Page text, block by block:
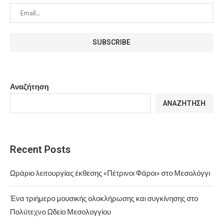
Αναζήτηση
ΑΝΑΖΉΤΗΣΗ
Recent Posts
Ωράριο λειτουργίας έκθεσης «Πέτρινοι Φάροι» στο Μεσολόγγι
Ένα τριήμερο μουσικής ολοκλήρωσης και συγκίνησης στο
Πολύτεχνο Ωδείο Μεσολογγίου